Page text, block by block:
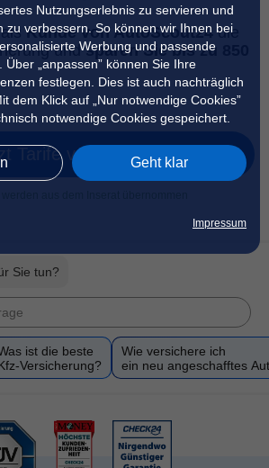
Nutzungserlebnis zu servieren und
zu verbessern. So können wir Ihnen bei
Werbung und passende
„anpassen” können Sie Ihre
festlegen. Dies ist auch nachträglich
dem Klick auf „Nur notwendige Cookies”
notwendige Cookies gespeichert.
Geht klar
Impressum
alsKunde von AutoScout24 die
undsparen Sie bis zu 850
Tarife vergleichen
Sie tun?
ist die beste
Versicherung?
Wie versichere ich
ein neu angeschafftes